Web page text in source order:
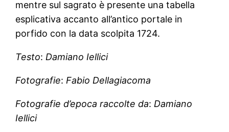
mentre sul sagrato è presente una tabella
esplicativa accanto all’antico portale in
porfido con la data scolpita 1724.
Testo: Damiano Iellici
Fotografie: Fabio Dellagiacoma
Fotografie d’epoca raccolte da: Damiano
Iellici